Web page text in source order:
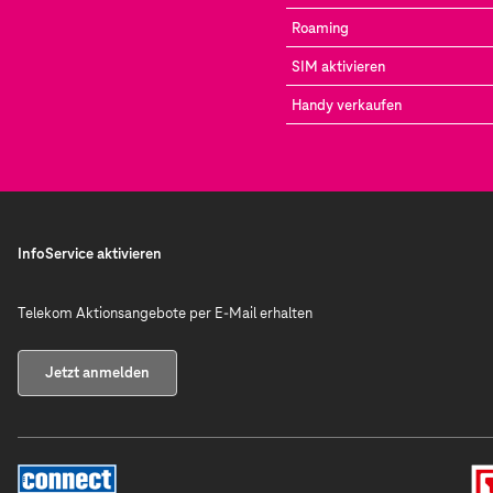
Roaming
SIM aktivieren
Handy verkaufen
InfoService aktivieren
Telekom Aktionsangebote per E-Mail erhalten
Jetzt anmelden